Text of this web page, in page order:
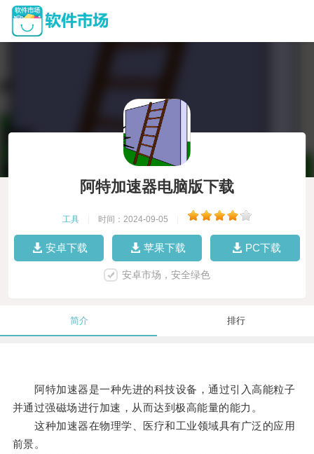
阿特加速器电脑版下载
工具 时间：2024-09-05
安卓下载 苹果下载 PC下载
安卓市场，安全绿色
简介 排行
阿特加速器是一种先进的科技设备，通过引入高能粒子
并通过强磁场进行加速，从而达到极高能量的能力。
这种加速器在物理学、医疗和工业领域具有广泛的应用
前景。